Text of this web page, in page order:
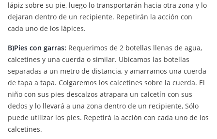
lápiz sobre su pie, luego lo transportarán hacia otra zona y lo
dejaran dentro de un recipiente. Repetirán la acción con
cada uno de los lápices.
B)Pies con garras: Requerimos de 2 botellas llenas de agua,
calcetines y una cuerda o similar. Ubicamos las botellas
separadas a un metro de distancia, y amarramos una cuerda
de tapa a tapa. Colgaremos los calcetines sobre la cuerda. El
niño con sus pies descalzos atrapara un calcetín con sus
dedos y lo llevará a una zona dentro de un recipiente, Sólo
puede utilizar los pies. Repetirá la acción con cada uno de los
calcetines.